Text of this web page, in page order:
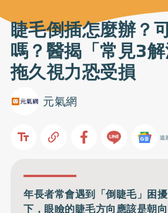
睫毛倒插怎麼辦？
嗎？醫揭「常見3
拖久視力恐受損
元氣網
追
年長者常會遇到「倒睫毛」困
下，眼瞼的睫毛方向應該是朝